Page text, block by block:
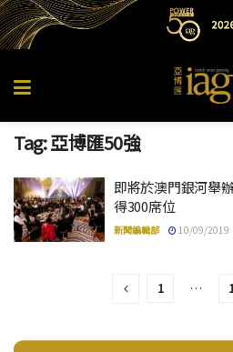
Tag:亞博匯50強
即將於澳門銀河舉
得300席位
新聞編輯部 10/09/2019
1 …